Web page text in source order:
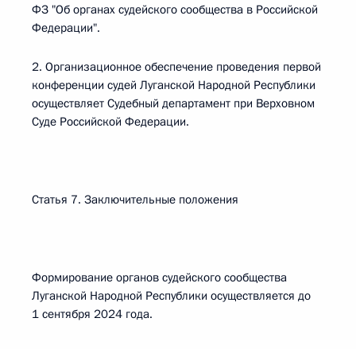
ФЗ "Об органах судейского сообщества в Российской
Федерации".
2. Организационное обеспечение проведения первой
конференции судей Луганской Народной Республики
осуществляет Судебный департамент при Верховном
Суде Российской Федерации.
Статья 7. Заключительные положения
Формирование органов судейского сообщества
Луганской Народной Республики осуществляется до
1 сентября 2024 года.